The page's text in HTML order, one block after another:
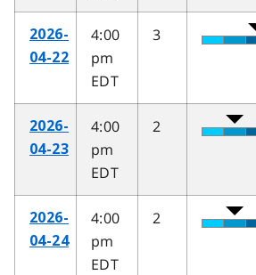
2026-
04-22
4:00
pm
EDT
3
2026-
04-23
4:00
pm
EDT
2
2026-
04-24
4:00
pm
EDT
2